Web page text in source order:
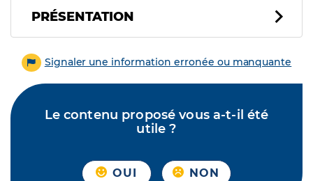
PRÉSENTATION
Signaler une information erronée ou manquante
Le contenu proposé vous a-t-il été
utile ?
OUI NON